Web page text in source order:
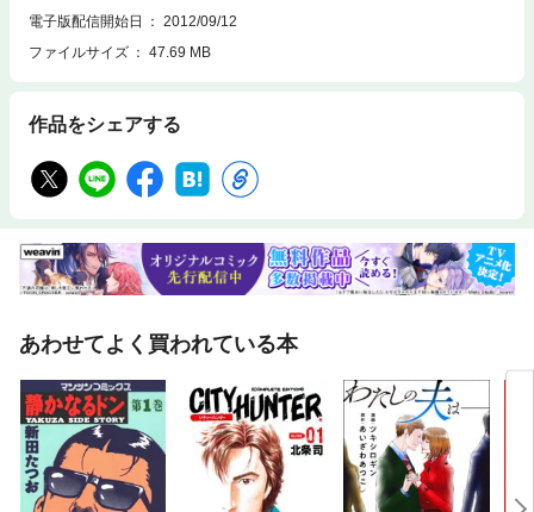
電子版配信開始日
2012/09/12
ファイルサイズ
47.69 MB
作品をシェアする
あわせてよく買われている本